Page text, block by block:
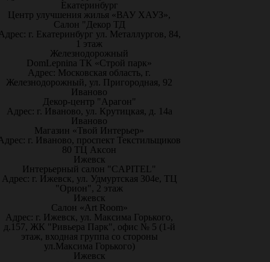
Екатеринбург
Центр улучшения жилья «ВАУ ХАУЗ»,
Салон "Декор ТД
г. Екатеринбург ул. Металлургов, 84,
1 этаж
Железнодорожный
DomLepnina ТК «Строй парк»
Адрес: Московская область, г.
Железнодорожный, ул. Пригородная, 92
Иваново
Декор-центр "Арагон"
Адрес: г. Иваново, ул. Крутицкая, д. 14а
Иваново
Магазин «Твой Интерьер»
г. Иваново, проспект Текстильщиков
80 ТЦ Аксон
Ижевск
Интерьерный салон "CAPITEL"
Адрес: г. Ижевск, ул. Удмуртская 304е, ТЦ
"Орион", 2 этаж
Ижевск
Салон «Art Room»
Адрес: г. Ижевск, ул. Максима Горького,
д.157, ЖК "Ривьера Парк", офис № 5 (1-й
этаж, входная группа со стороны
ул.Максима Горького)
Ижевск